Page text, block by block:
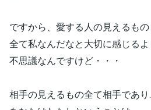
ですから、愛する人の見えるもの
全て私なんだなと大切に感じるよ
不思議なんですけど・・・
相手の見えるもの全て相手であ